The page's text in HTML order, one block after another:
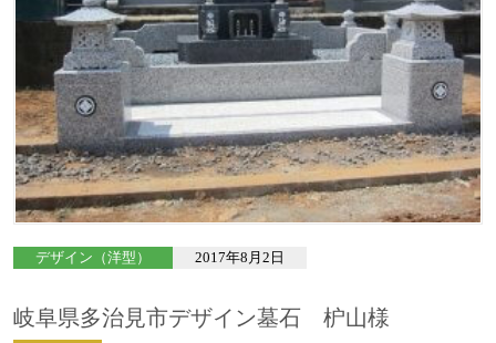
デザイン（洋型） 2017年8月2日
岐阜県多治見市デザイン墓石 枦山様